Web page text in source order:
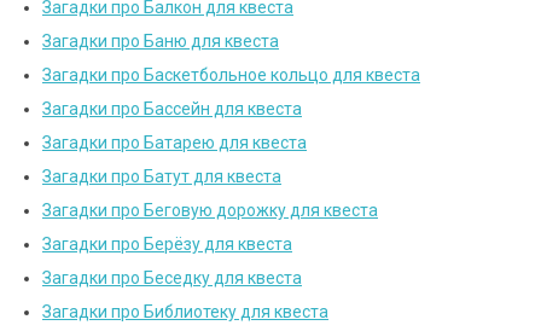
Загадки про Балкон для квеста
Загадки про Баню для квеста
Загадки про Баскетбольное кольцо для квеста
Загадки про Бассейн для квеста
Загадки про Батарею для квеста
Загадки про Батут для квеста
Загадки про Беговую дорожку для квеста
Загадки про Берёзу для квеста
Загадки про Беседку для квеста
Загадки про Библиотеку для квеста